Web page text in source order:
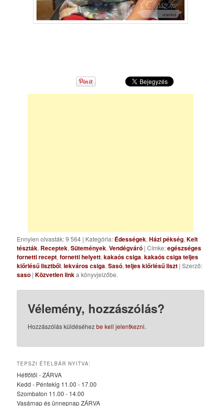
Ennyien olvasták: 9 564 | Kategória: Édességek,Házi pékség,Kelt
tészták, Receptek,Sütemények,Vendégváró | Címke:egészséges
fornetti recept,fornetti helyett,kakaós csiga,kakaós csiga teljes
kiőrlésű lisztből,lekváros csiga,Sasó,teljes kiőrlésű liszt | Szerző:
saso |Közvetlen linka könyvjelzőbe.
Vélemény, hozzászólás?
Hozzászólás küldéséhezbe kell jelentkezni.
TEPSZI ÉTELBÁR NYITVA:
Hétfőtől - ZÁRVA
Kedd - Péntekig 11.00 - 17.00
Szombaton 11.00 - 14.00
Vasárnap és ünnepnap ZÁRVA